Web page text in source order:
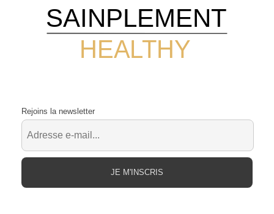
HEALTHY
SAINPLEMENT
Rejoins la newsletter
JE M'INSCRIS